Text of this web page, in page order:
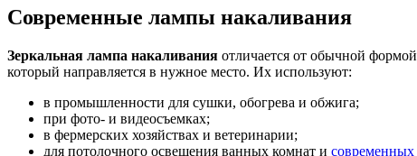
Современные лампы накаливания
Зеркальная лампа накаливания отличается от обычной
который направляется в нужное место. Их используют:
в промышленности для сушки, обогрева и обжига;
при фото- и видеосъемках;
в фермерских хозяйствах и ветеринарии;
для потолочного освещения ванных комнат и современных